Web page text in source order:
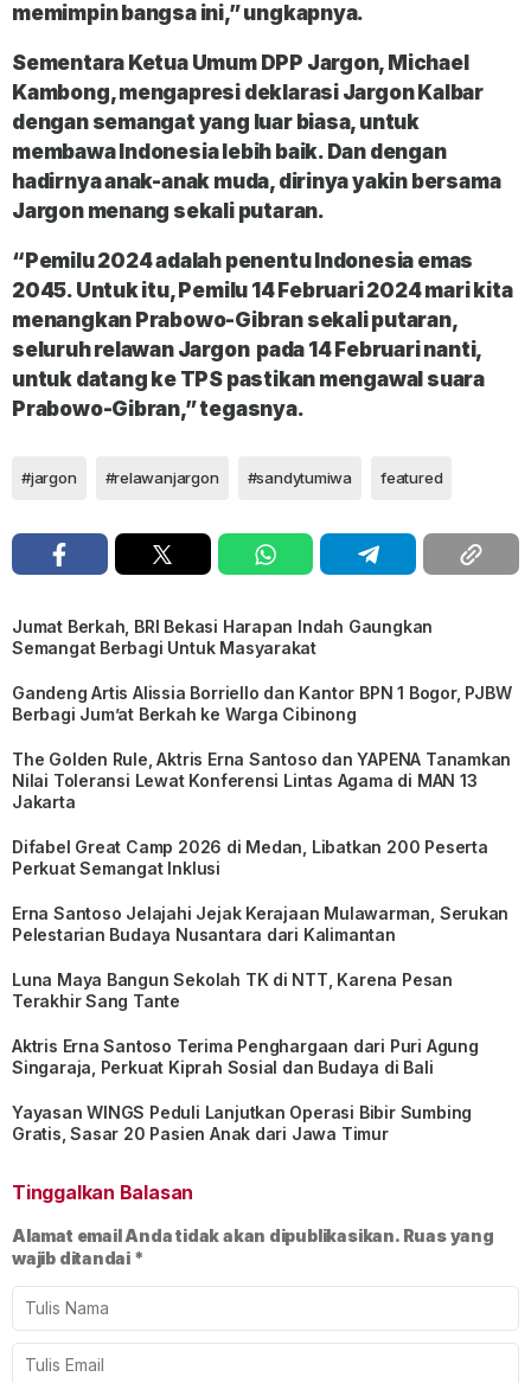
memimpin bangsa ini,” ungkapnya.
Sementara Ketua Umum DPP Jargon, Michael
Kambong, mengapresi deklarasi Jargon Kalbar
dengan semangat yang luar biasa, untuk
membawa Indonesia lebih baik. Dan dengan
hadirnya anak-anak muda, dirinya yakin bersama
Jargon menang sekali putaran.
“Pemilu 2024 adalah penentu Indonesia emas
2045. Untuk itu, Pemilu 14 Februari 2024 mari kita
menangkan Prabowo-Gibran sekali putaran,
seluruh relawan Jargon pada 14 Februari nanti,
untuk datang ke TPS pastikan mengawal suara
Prabowo-Gibran,” tegasnya.
#jargon #relawanjargon #sandytumiwa featured
Jumat Berkah, BRI Bekasi Harapan Indah Gaungkan
Semangat Berbagi Untuk Masyarakat
Gandeng Artis Alissia Borriello dan Kantor BPN 1 Bogor, PJBW
Berbagi Jum’at Berkah ke Warga Cibinong
The Golden Rule, Aktris Erna Santoso dan YAPENA Tanamkan
Nilai Toleransi Lewat Konferensi Lintas Agama di MAN 13
Jakarta
Difabel Great Camp 2026 di Medan, Libatkan 200 Peserta
Perkuat Semangat Inklusi
Erna Santoso Jelajahi Jejak Kerajaan Mulawarman, Serukan
Pelestarian Budaya Nusantara dari Kalimantan
Luna Maya Bangun Sekolah TK di NTT, Karena Pesan
Terakhir Sang Tante
Aktris Erna Santoso Terima Penghargaan dari Puri Agung
Singaraja, Perkuat Kiprah Sosial dan Budaya di Bali
Yayasan WINGS Peduli Lanjutkan Operasi Bibir Sumbing
Gratis, Sasar 20 Pasien Anak dari Jawa Timur
Tinggalkan Balasan
Alamat email Anda tidak akan dipublikasikan. Ruas yang
wajib ditandai *